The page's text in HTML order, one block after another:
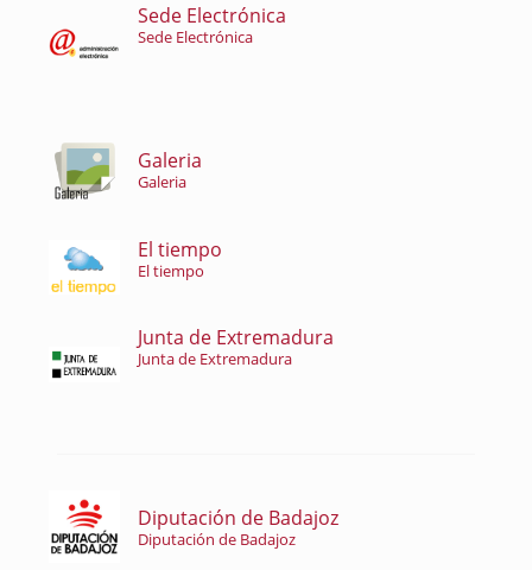
Sede Electrónica
Sede Electrónica
Galeria
Galeria
El tiempo
El tiempo
Junta de Extremadura
Junta de Extremadura
Diputación de Badajoz
Diputación de Badajoz